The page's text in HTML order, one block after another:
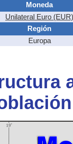
Moneda
Unilateral Euro (EUR)
Región
Europa